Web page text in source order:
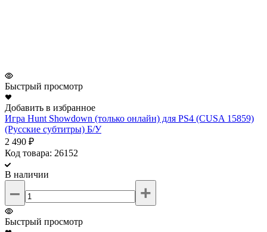
Быстрый просмотр
Добавить в избранное
Игра Hunt Showdown (только онлайн) для PS4 (CUSA 15859)
(Русские субтитры) Б/У
2 490 ₽
Код товара: 26152
В наличии
– +
Быстрый просмотр